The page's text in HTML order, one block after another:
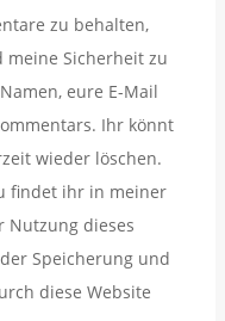
zu behalten,
Sicherheit zu
eure E-Mail
Ihr könnt
wieder löschen.
findet ihr in meiner
Nutzung dieses
Speicherung und
diese Website